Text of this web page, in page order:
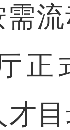
流
正
目